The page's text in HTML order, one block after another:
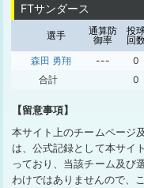
FTサンダース
選手
通算防
御率
投
回
森田 勇翔
--- 0
合計
0
【留意事項】
本サイト上のチームページ
は、公式記録として本サイ
っており、当該チーム及び
わけではありませんので、